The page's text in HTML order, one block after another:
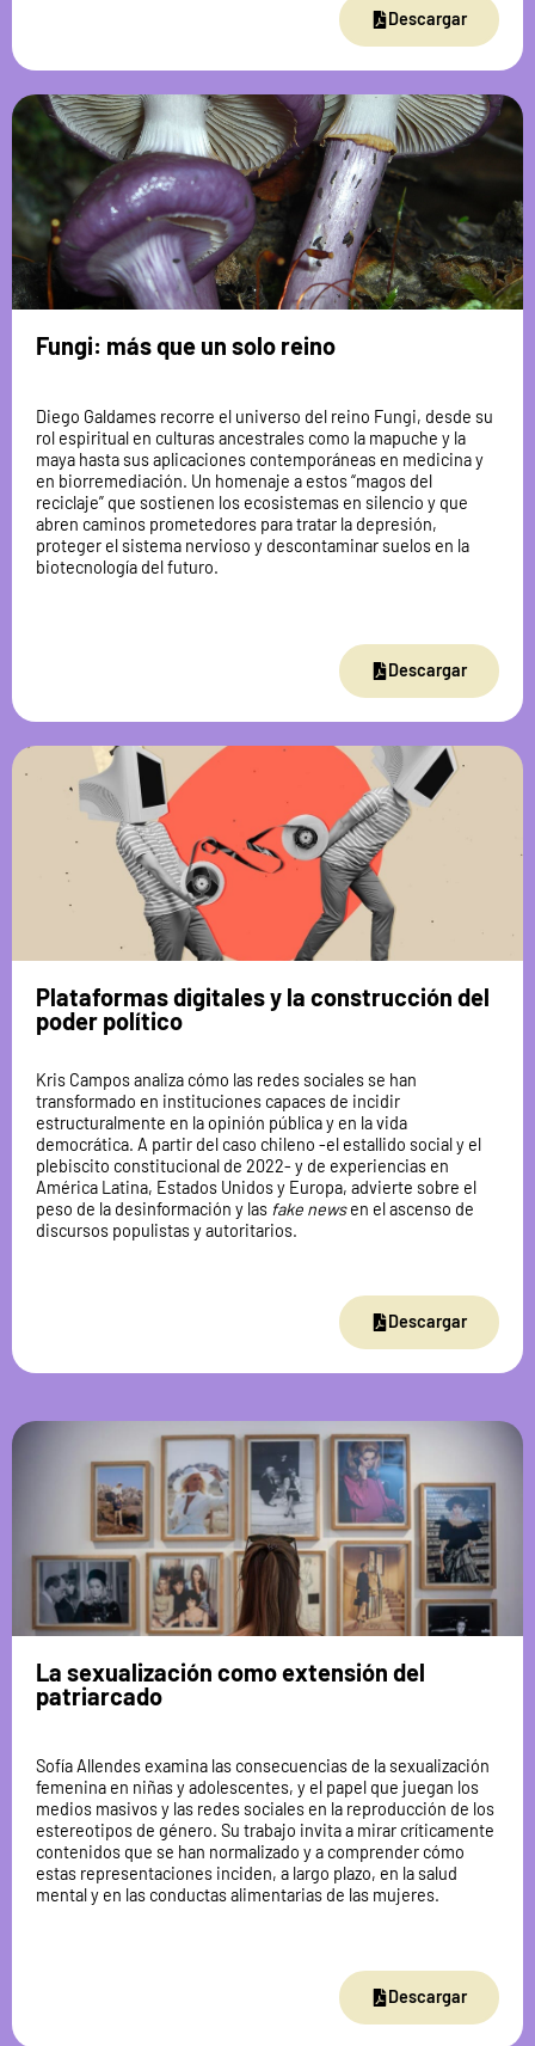
Descargar
Fungi: más que un solo reino
Diego Galdames recorre el universo del reino Fungi, desde su
rol espiritual en culturas ancestrales como la mapuche y la
maya hasta sus aplicaciones contemporáneas en medicina y
en biorremediación. Un homenaje a estos “magos del
reciclaje” que sostienen los ecosistemas en silencio y que
abren caminos prometedores para tratar la depresión,
proteger el sistema nervioso y descontaminar suelos en la
biotecnología del futuro.
Descargar
Plataformas digitales y la construcción del
poder político
Kris Campos analiza cómo las redes sociales se han
transformado en instituciones capaces de incidir
estructuralmente en la opinión pública y en la vida
democrática. A partir del caso chileno -el estallido social y el
plebiscito constitucional de 2022- y de experiencias en
América Latina, Estados Unidos y Europa, advierte sobre el
peso de la desinformación y las fake newsen el ascenso de
discursos populistas y autoritarios.
Descargar
La sexualización como extensión del
patriarcado
Sofía Allendes examina las consecuencias de la sexualización
femenina en niñas y adolescentes, y el papel que juegan los
medios masivos y las redes sociales en la reproducción de los
estereotipos de género. Su trabajo invita a mirar críticamente
contenidos que se han normalizado y a comprender cómo
estas representaciones inciden, a largo plazo, en la salud
mental y en las conductas alimentarias de las mujeres.
Descargar